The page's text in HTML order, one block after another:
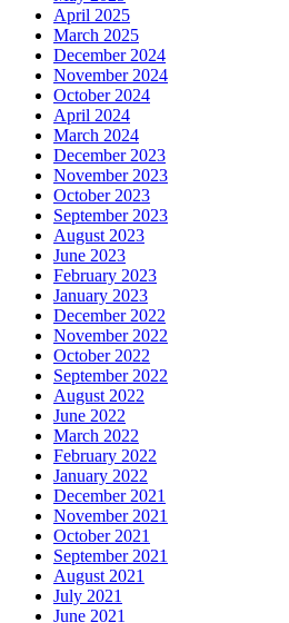
April 2025
March 2025
December 2024
November 2024
October 2024
April 2024
March 2024
December 2023
November 2023
October 2023
September 2023
August 2023
June 2023
February 2023
January 2023
December 2022
November 2022
October 2022
September 2022
August 2022
June 2022
March 2022
February 2022
January 2022
December 2021
November 2021
October 2021
September 2021
August 2021
July 2021
June 2021